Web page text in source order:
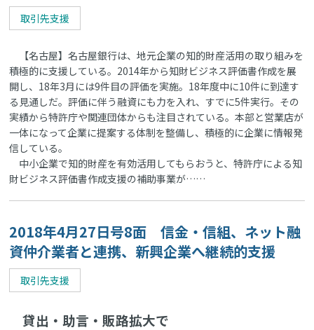
取引先支援
【名古屋】名古屋銀行は、地元企業の知的財産活用の取り組みを
積極的に支援している。2014年から知財ビジネス評価書作成を展
開し、18年3月には9件目の評価を実施。18年度中に10件に到達す
る見通しだ。評価に伴う融資にも力を入れ、すでに5件実行。その
実績から特許庁や関連団体からも注目されている。本部と営業店が
一体になって企業に提案する体制を整備し、積極的に企業に情報発
信している。
中小企業で知的財産を有効活用してもらおうと、特許庁による知
財ビジネス評価書作成支援の補助事業が……
2018年4月27日号8面 信金・信組、ネット融
資仲介業者と連携、新興企業へ継続的支援
取引先支援
貸出・助言・販路拡大で